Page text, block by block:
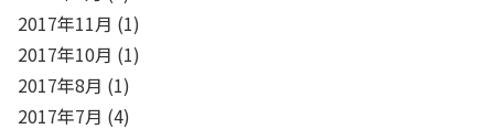
2017年11月 (1)
2017年10月 (1)
2017年8月 (1)
2017年7月 (4)